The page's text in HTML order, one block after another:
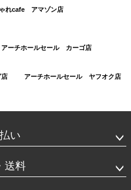
れcafe アマゾン店
アーチホールセール カーゴ店
アーチホールセール ヤフオク店
い
送料